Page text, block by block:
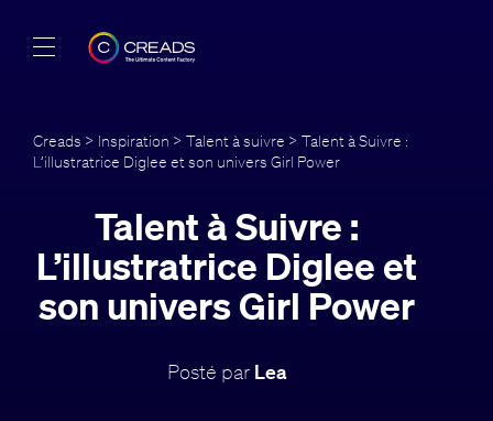
Offres
À propos
Guide
Creads > Inspiration > Talent à suivre > Talent à Suivre :
L’illustratrice Diglee et son univers Girl Power
Talent à Suivre :
L’illustratrice Diglee et
son univers Girl Power
Posté par Lea